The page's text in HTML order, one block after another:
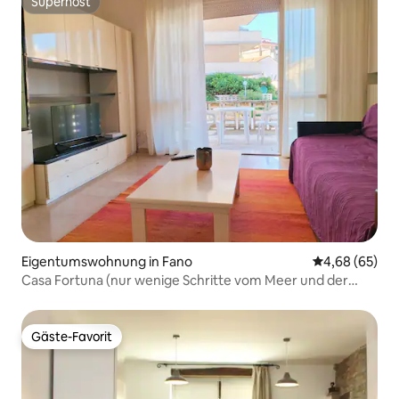
Superhost
Eigentumswohnung in Fano
4,68 (65)
Casa Fortuna (nur wenige Schritte vom Meer und der
Gäste-Favorit
Gäste-Favorit